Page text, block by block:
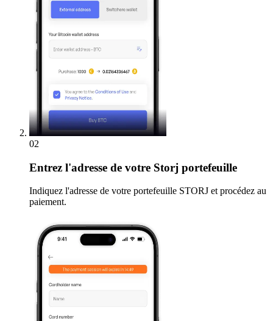
02
Entrez l'adresse de votre Storj portefeuille
Indiquez l'adresse de votre portefeuille STORJ et procédez au
paiement.